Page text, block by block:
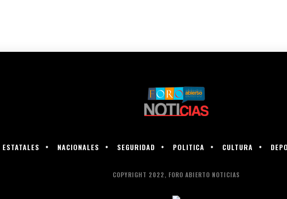
ESTATALES NACIONALES SEGURIDAD POLITICA CULTURA
COPYRIGHT 2022, FORO ABIERTO NOTICIAS